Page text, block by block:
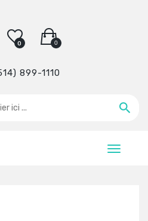
0
0
899-1110